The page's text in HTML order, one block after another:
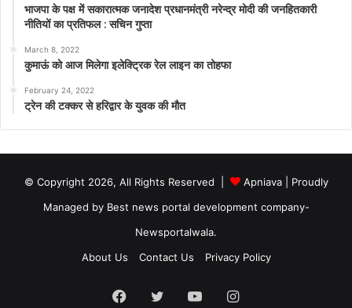
भाजपा के पक्ष में सकारात्मक जनादेश प्रधानमंत्री नरेन्द्र मोदी की जनहितकारी
नीतियों का प्रतिफल : सचिन गुप्ता
March 8, 2022
कुमाऊं को आज मिलेगा इलेक्ट्रिक रेल लाइन का तोहफा
February 24, 2022
ट्रेन की टक्कर से हरिद्वार के युवक की मौत
© Copyright 2026, All Rights Reserved | Apniava| Proudly
Managed by Best news portal development company-
Newsportalwala.
About Us
Contact Us Privacy Policy
Facebook
Twitter YouTubeInstagram